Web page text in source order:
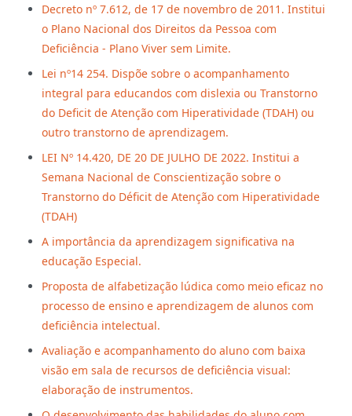
Decreto nº 7.612, de 17 de novembro de 2011. Institui
o Plano Nacional dos Direitos da Pessoa com
Deficiência - Plano Viver sem Limite.
Lei nº14 254. Dispõe sobre o acompanhamento
integral para educandos com dislexia ou Transtorno
do Deficit de Atenção com Hiperatividade (TDAH) ou
outro transtorno de aprendizagem.
LEI Nº 14.420, DE 20 DE JULHO DE 2022. Institui a
Semana Nacional de Conscientização sobre o
Transtorno do Déficit de Atenção com Hiperatividade
(TDAH)
A importância da aprendizagem significativa na
educação Especial.
Proposta de alfabetização lúdica como meio eficaz no
processo de ensino e aprendizagem de alunos com
deficiência intelectual.
Avaliação e acompanhamento do aluno com baixa
visão em sala de recursos de deficiência visual:
elaboração de instrumentos.